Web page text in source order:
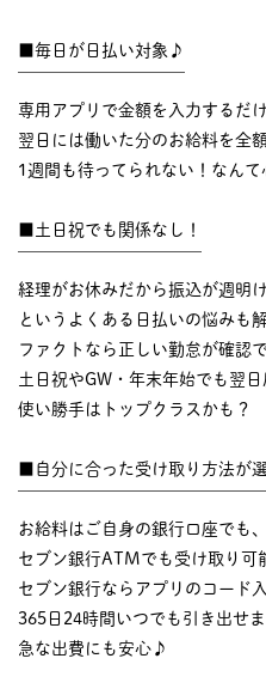
■毎日が日払い対象♪
専用アプリで金額を入力するだけ
翌日には働いた分のお給料を全額
1週間も待ってられない！なん
■土日祝でも関係なし！
経理がお休みだから振込が週明
というよくある日払いの悩みも解
ファクトなら正しい勤怠が確認
土日祝やGW・年末年始でも翌
使い勝手はトップクラスかも？
■自分に合った受け取り方法が
お給料はご自身の銀行口座でも、
セブン銀行ATMでも受け取り可
セブン銀行ならアプリのコード入
365日24時間いつでも引き出せま
急な出費にも安心♪